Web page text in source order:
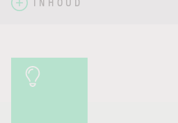
INHOUD